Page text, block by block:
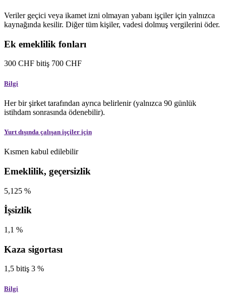
Veriler geçici veya ikamet izni olmayan yabanı işçiler için yalnızca
kaynağında kesilir. Diğer tüm kişiler, vadesi dolmuş vergilerini öder.
Ek emeklilik fonları
300 CHF bitiş 700 CHF
Bilgi
Her bir şirket tarafından ayrıca belirlenir (yalnızca 90 günlük
istihdam sonrasında ödenebilir).
Yurt dışında çalışan işçiler için
Kısmen kabul edilebilir
Emeklilik, geçersizlik
5,125 %
İşsizlik
1,1 %
Kaza sigortası
1,5 bitiş 3 %
Bilgi